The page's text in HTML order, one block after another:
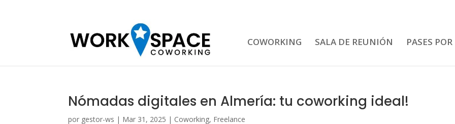
COWORKING SALA DE REUNIÓN PASES
Nómadas digitales en Almería: tu coworking ideal!
por gestor-ws | Mar 31, 2025 | Coworking, Freelance